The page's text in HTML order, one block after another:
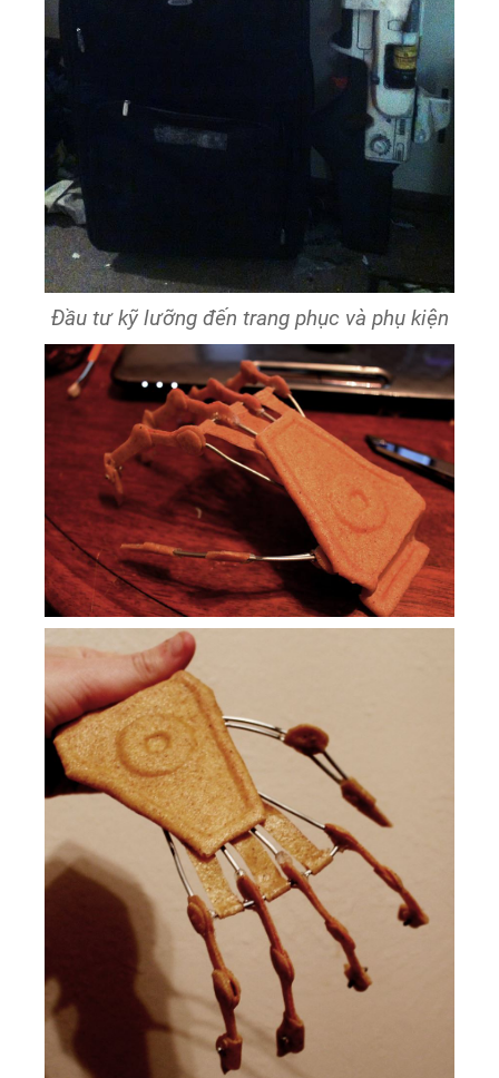
Đầu tư kỹ lưỡng đến trang phục và phụ kiện